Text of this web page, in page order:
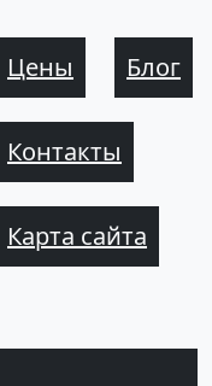
Цены Блог
Контакты
Карта сайта